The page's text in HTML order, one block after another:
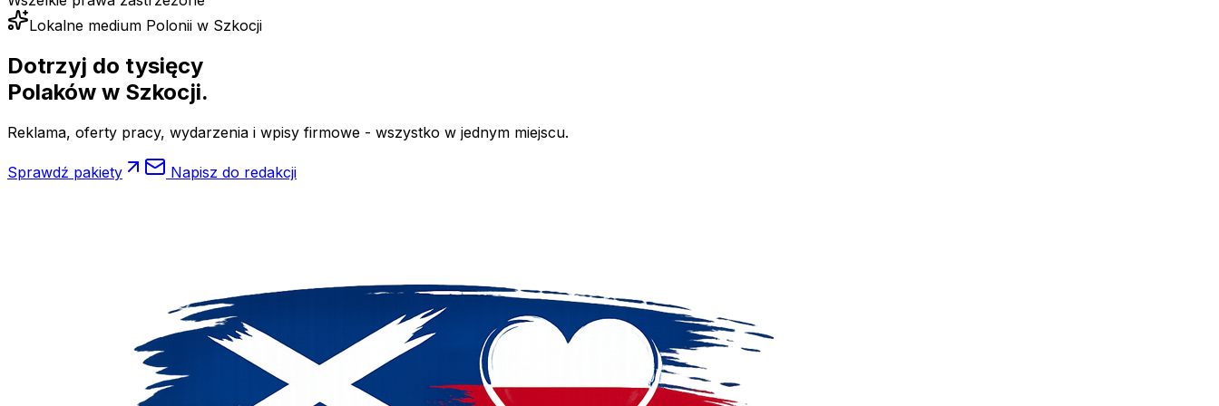
Lokalne medium Polonii w Szkocji
Dotrzyj do tysięcy
Polaków w Szkocji.
Reklama, oferty pracy, wydarzenia i wpisy firmowe - wszystko w jednym miejscu.
Sprawdź pakiety Napisz do redakcji